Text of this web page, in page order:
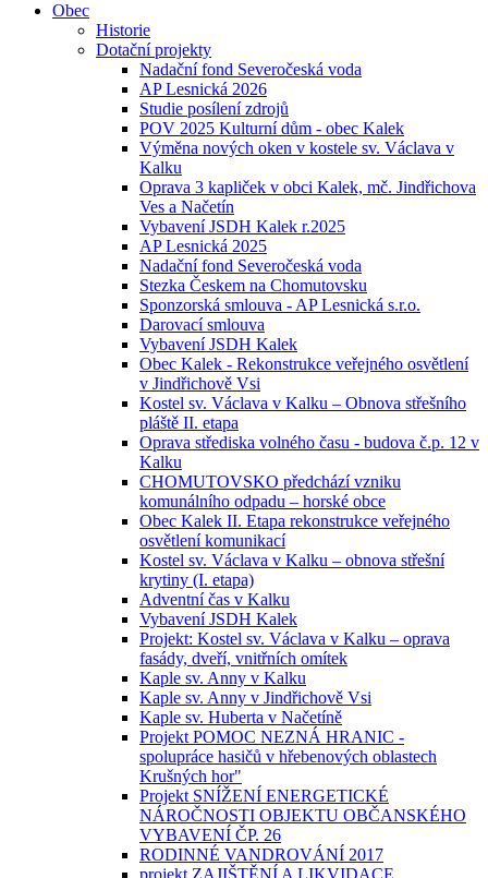
Obec
Historie
Dotační projekty
Nadační fond Severočeská voda
AP Lesnická 2026
Studie posílení zdrojů
POV 2025 Kulturní dům - obec Kalek
Výměna nových oken v kostele sv. Václava v
Kalku
Oprava 3 kapliček v obci Kalek, mč. Jindřichova
Ves a Načetín
Vybavení JSDH Kalek r.2025
AP Lesnická 2025
Nadační fond Severočeská voda
Stezka Českem na Chomutovsku
Sponzorská smlouva - AP Lesnická s.r.o.
Darovací smlouva
Vybavení JSDH Kalek
Obec Kalek - Rekonstrukce veřejného osvětlení
v Jindřichově Vsi
Kostel sv. Václava v Kalku – Obnova střešního
pláště II. etapa
Oprava střediska volného času - budova č.p. 12 v
Kalku
CHOMUTOVSKO předchází vzniku
komunálního odpadu – horské obce
Obec Kalek II. Etapa rekonstrukce veřejného
osvětlení komunikací
Kostel sv. Václava v Kalku – obnova střešní
krytiny (I. etapa)
Adventní čas v Kalku
Vybavení JSDH Kalek
Projekt: Kostel sv. Václava v Kalku – oprava
fasády, dveří, vnitřních omítek
Kaple sv. Anny v Kalku
Kaple sv. Anny v Jindřichově Vsi
Kaple sv. Huberta v Načetíně
Projekt POMOC NEZNÁ HRANIC -
spolupráce hasičů v hřebenových oblastech
Krušných hor"
Projekt SNÍŽENÍ ENERGETICKÉ
NÁROČNOSTI OBJEKTU OBČANSKÉHO
VYBAVENÍ ČP. 26
RODINNÉ VANDROVÁNÍ 2017
projekt ZAJIŠTĚNÍ A LIKVIDACE